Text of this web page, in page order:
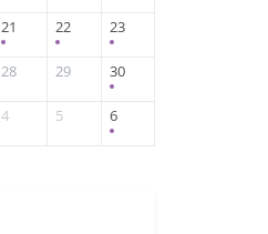
21 22 23
28 29 30
4 5 6